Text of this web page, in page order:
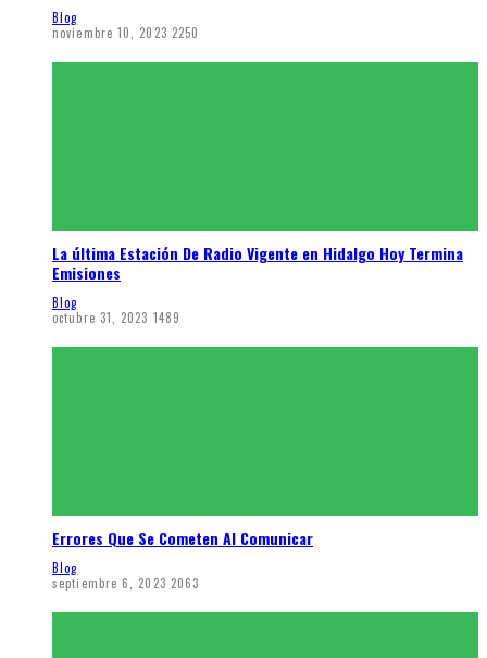
Blog
noviembre 10, 2023 2250
La última Estación De Radio Vigente en Hidalgo Hoy Termina
Emisiones
Blog
octubre 31, 2023 1489
Errores Que Se Cometen Al Comunicar
Blog
septiembre 6, 2023 2063